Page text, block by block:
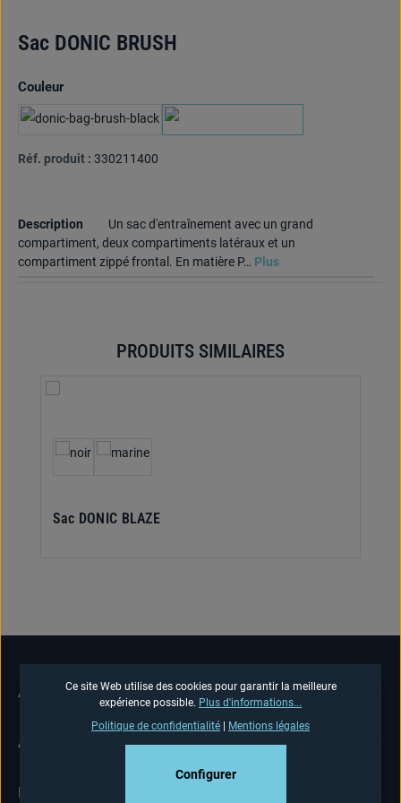
Sac DONIC BRUSH
Sélectionnez
Couleur
Réf. produit : 330211400
Description
Un sac d'entraînement avec un grand
compartiment, deux compartiments latéraux et un
compartiment zippé frontal. En matière P… Plus
Ignorer la galerie de produitsPRODUITS SIMILAIRES
Sac DONIC BLAZE
ASSISTANCE TÉLÉPHONIQUE
ASSISTANCE BOUTIQUE
Ce site Web utilise des cookies pour garantir la meilleure
expérience possible. Plus d'informations...
Politique de confidentialité
Mentions légales
Configurer